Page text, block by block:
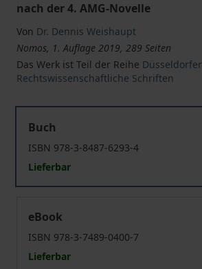
nach der 4. AMG-Novelle
Von Dr. Dennis Weishaupt
Nomos, 1. Auflage 2019, 289 Seiten
Das Werk ist Teil der Reihe Düsseldorfer
Rechtswissenschaftliche Schriften
Buch
ISBN 978-3-8487-6293-4
Lieferbar
eBook
ISBN 978-3-7489-0400-7
Lieferbar